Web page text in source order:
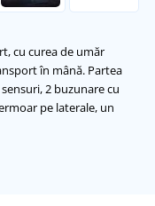
cu curea de umăr
în mână. Partea
2 buzunare cu
pe laterale, un